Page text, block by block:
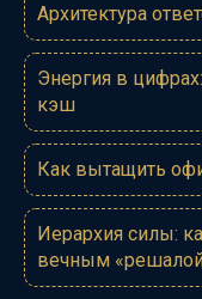
Архитектура
Энергия в
кэш
Как вытащить
Иерархия силы:
вечным